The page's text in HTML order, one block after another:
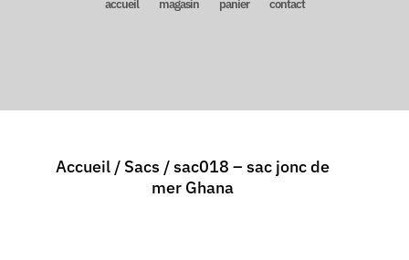
accueil magasin panier contact
Accueil / Sacs / sac018 – sac jonc de
mer Ghana